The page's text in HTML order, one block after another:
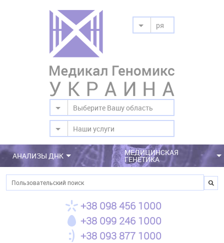
ря
Выберите Вашу область
Наши услуги
АНАЛИЗЫ ДНК МЕДИЦИНСКАЯ
ГЕНЕТИКА
Поиск
+38 098 456 1000
+38 099 246 1000
+38 093 877 1000